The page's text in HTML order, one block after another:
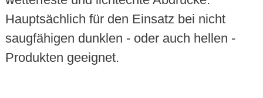
Hauptsächlich für den Einsatz bei nicht
saugfähigen dunklen - oder auch hellen -
Produkten geeignet.